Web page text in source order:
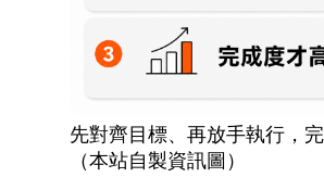
先對齊目標、再放手執行，
（本站自製資訊圖）